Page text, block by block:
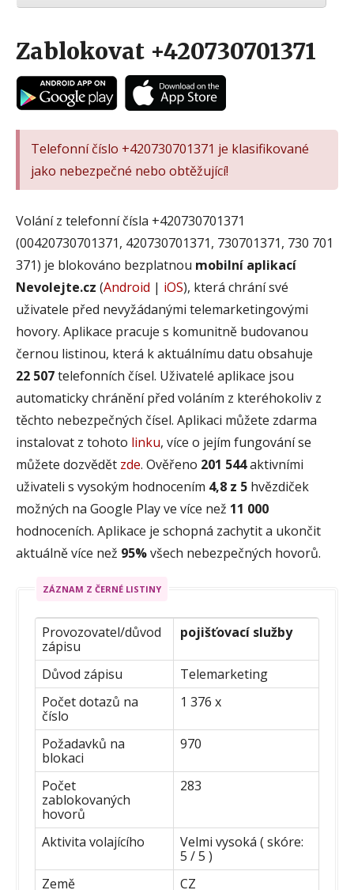
Zablokovat +420730701371
Telefonní číslo +420730701371 je klasifikované
jako nebezpečné nebo obtěžující!
Volání z telefonní čísla +420730701371
(00420730701371, 420730701371, 730701371, 730 701
371) je blokováno bezplatnou mobilní aplikací
Nevolejte.cz (Android | iOS), která chrání své
uživatele před nevyžádanými telemarketingovými
hovory. Aplikace pracuje s komunitně budovanou
černou listinou, která k aktuálnímu datu obsahuje
22 507telefonních čísel. Uživatelé aplikace jsou
automaticky chránění před voláním z kteréhokoliv z
těchto nebezpečných čísel. Aplikaci můžete zdarma
instalovat z tohoto linku, více o jejím fungování se
můžete dozvědět zde. Ověřeno 201 544aktivními
uživateli s vysokým hodnocením 4,8 z 5 hvězdiček
možných na Google Play ve více než 11 000
hodnoceních. Aplikace je schopná zachytit a ukončit
aktuálně více než 95%všech nebezpečných hovorů.
ZÁZNAM Z ČERNÉ LISTINY
Provozovatel/důvod
zápisu
pojišťovací služby
Důvod zápisu
Telemarketing
Počet dotazů na
číslo
1 376 x
Požadavků na
blokaci
970
Počet
zablokovaných
hovorů
283
Aktivita volajícího
Velmi vysoká ( skóre:
5 / 5 )
Země
CZ